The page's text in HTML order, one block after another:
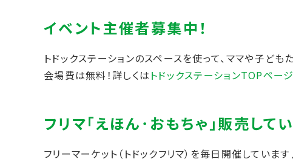
トドックステーションのスペースを使って、ママや子ど
会場費は無料！詳しくは トドックステーションTOPページ
フリーマーケット（トドックフリマ）を毎日開催していま